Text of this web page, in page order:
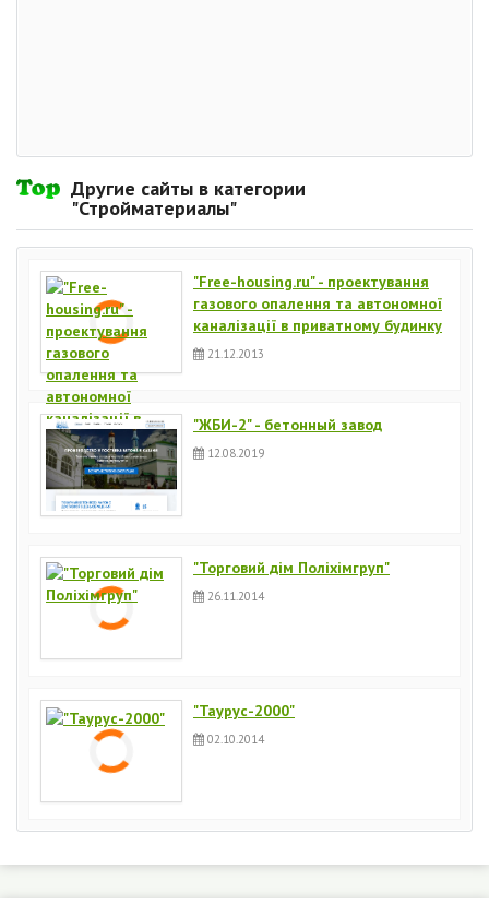
Другие сайты в категории
"Стройматериалы"
"Free-housing.ru" - проектування
газового опалення та автономної
каналізації в приватному будинку
21.12.2013
"ЖБИ-2" - бетонный завод
12.08.2019
"Торговий дім Поліхімгруп"
26.11.2014
"Таурус-2000"
02.10.2014